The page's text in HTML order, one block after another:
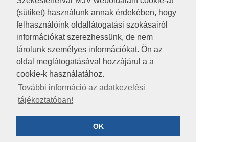
(sütiket) használunk annak érdekében, hogy
felhasználóink oldallátogatási szokásairól
információkat szerezhessünk, de nem
tárolunk személyes információkat. Ön az
oldal meglátogatásával hozzájárul a a
cookie-k használatához.
További információ az adatkezelési
tájékoztatóban!
OK
A HONLAP 2017.03.31-I ÁLLAPOTA
JOGI NYILATKOZAT
IMPRESSZUM
KÖZÉRDEKŰ ADATOK